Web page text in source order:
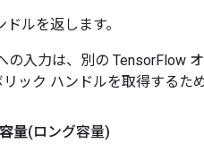
ルを返します。
の入力は、別の TensorFlow
ック ハンドルを取得するた
容量(ロング容量)